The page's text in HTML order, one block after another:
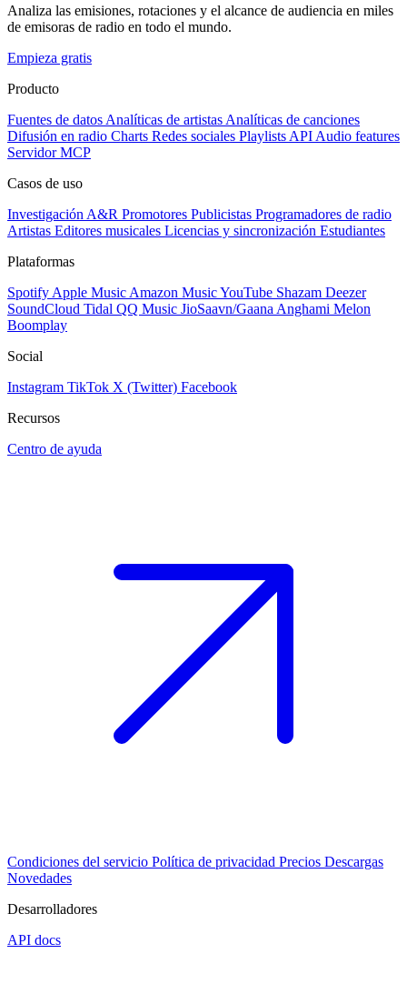
Analiza las emisiones, rotaciones y el alcance de audiencia en miles
de emisoras de radio en todo el mundo.
Empieza gratis
Producto
Fuentes de datos Analíticas de artistas Analíticas de canciones
Difusión en radio Charts Redes sociales Playlists API Audio features
Servidor MCP
Casos de uso
Investigación A&R Promotores Publicistas Programadores de radio
Artistas Editores musicales Licencias y sincronización Estudiantes
Plataformas
Spotify Apple Music Amazon MusicYouTube Shazam Deezer
SoundCloud Tidal QQ Music JioSaavn/Gaana Anghami Melon
Boomplay
Social
Instagram TikTok X (Twitter) Facebook
Recursos
Centro de ayuda
Condiciones del servicio Política de privacidad Precios Descargas
Novedades
Desarrolladores
API docs